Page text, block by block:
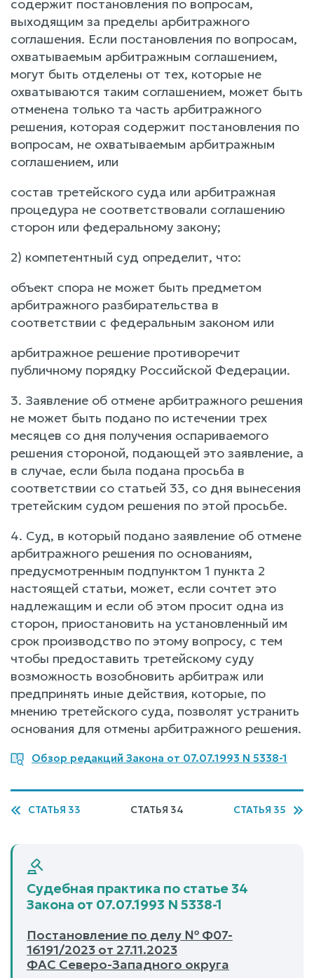
содержит постановления по вопросам,
выходящим за пределы арбитражного
соглашения. Если постановления по вопросам,
охватываемым арбитражным соглашением,
могут быть отделены от тех, которые не
охватываются таким соглашением, может быть
отменена только та часть арбитражного
решения, которая содержит постановления по
вопросам, не охватываемым арбитражным
соглашением, или
состав третейского суда или арбитражная
процедура не соответствовали соглашению
сторон или федеральному закону;
2) компетентный суд определит, что:
объект спора не может быть предметом
арбитражного разбирательства в
соответствии с федеральным законом или
арбитражное решение противоречит
публичному порядку Российской Федерации.
3. Заявление об отмене арбитражного решения
не может быть подано по истечении трех
месяцев со дня получения оспариваемого
решения стороной, подающей это заявление, а
в случае, если была подана просьба в
соответствии со статьей 33, со дня вынесения
третейским судом решения по этой просьбе.
4. Суд, в который подано заявление об отмене
арбитражного решения по основаниям,
предусмотренным подпунктом 1 пункта 2
настоящей статьи, может, если сочтет это
надлежащим и если об этом просит одна из
сторон, приостановить на установленный им
срок производство по этому вопросу, с тем
чтобы предоставить третейскому суду
возможность возобновить арбитраж или
предпринять иные действия, которые, по
мнению третейского суда, позволят устранить
основания для отмены арбитражного решения.
Обзор редакций Закона от 07.07.1993 N 5338-1
СТАТЬЯ 33 СТАТЬЯ 34 СТАТЬЯ 35
Судебная практика по статье 34
Закона от 07.07.1993 N 5338-1
Постановление по делу № Ф07-
16191/2023 от 27.11.2023
ФАС Северо-Западного округа